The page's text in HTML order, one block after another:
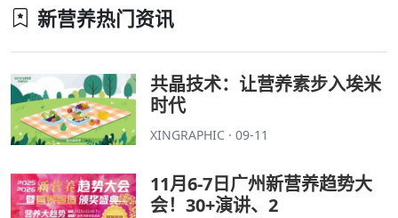
新营养热门资讯
共晶技术：让营养素步入埃米
时代
XINGRAPHIC · 09-11
11月6-7日广州新营养趋势大
会！30+演讲、2